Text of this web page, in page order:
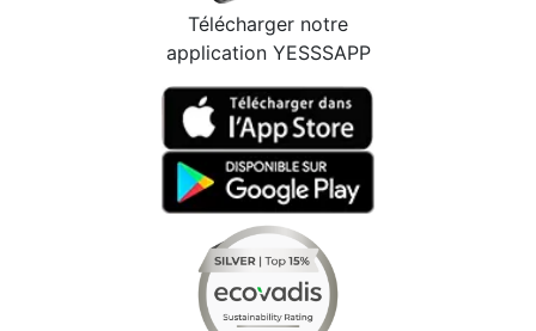
Télécharger notre
application YESSSAPP